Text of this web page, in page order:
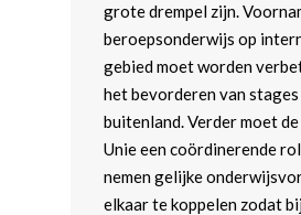
grote drempel zijn.
beroepsonderwijs op
gebied moet worden
het bevorderen van
buitenland. Verder moet
Unie een coördinerende
nemen gelijke
elkaar te koppelen zodat